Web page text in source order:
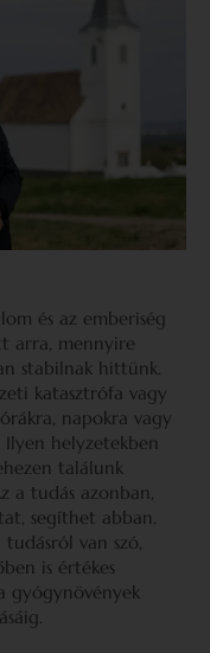
és az emberiség
arra, mennyire
stabilnak hittünk.
katasztrófa vagy
napokra vagy
helyzetekben
találunk
a tudás azonban,
segíthet abban,
van szó,
is értékes
gyógynövények